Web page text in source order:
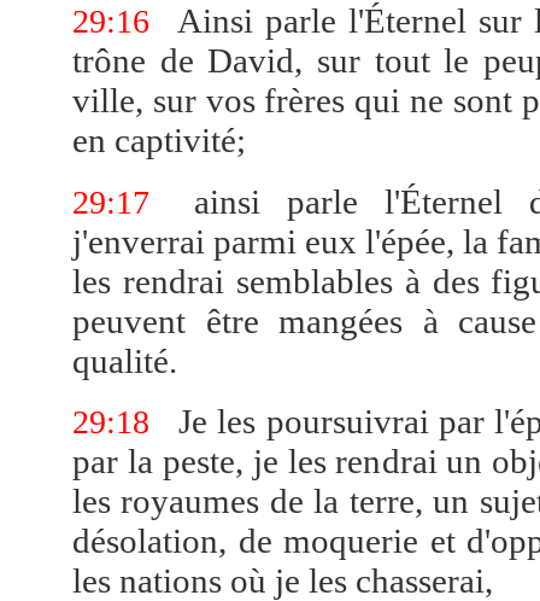
29:16
Ainsi parle l'Éternel
trône de David, sur tout le
ville, sur vos frères qui ne sont
en captivité;
29:17
ainsi parle l'Éternel
j'enverrai parmi eux l'épée, la
les rendrai semblables à des
peuvent être mangées à
qualité.
29:18
Je les poursuivrai par
par la peste, je les rendrai un
les royaumes de la terre, un
désolation, de moquerie et
les nations où je les chasserai,